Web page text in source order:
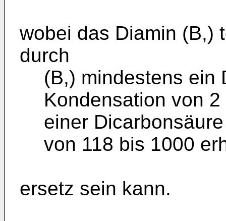
wobei das Diamin (B,)
durch
(B,) mindestens ein
Kondensation von
einer
von 118 bis 1000
ersetz sein kann.